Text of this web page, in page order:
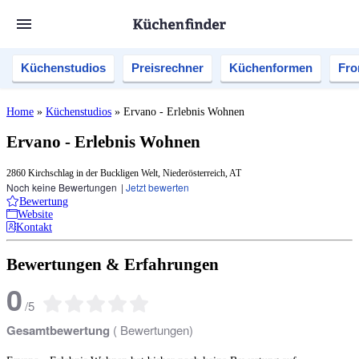
Küchenstudios Preisrechner Küchenformen
Home » Küchenstudios » Ervano - Erlebnis Wohnen
Ervano - Erlebnis Wohnen
2860 Kirchschlag in der Buckligen Welt, Niederösterreich, AT
Noch keine Bewertungen | Jetzt bewerten
Bewertung
Website
Kontakt
Bewertungen & Erfahrungen
0/5
Gesamtbewertung ( Bewertungen)